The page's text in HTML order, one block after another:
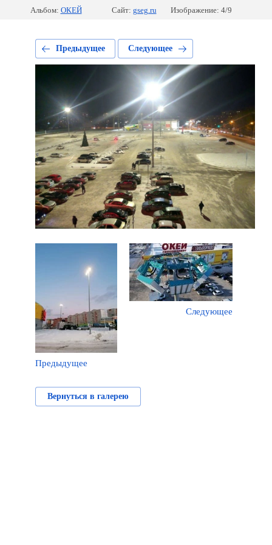
Альбом: ОКЕЙ Сайт: gseg.ru Изображение: 4/9
Предыдущее Следующее
Предыдущее
Следующее
Вернуться в галерею